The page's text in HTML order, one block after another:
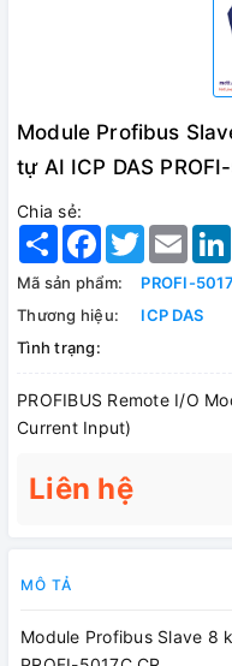
Module Profibus
tự AI ICP DAS
Chia sẻ:
Share Facebook
TwitterEmail
Mã sản phẩm:
PROFI-
Thương hiệu:
ICP DAS
Tình trạng:
PROFIBUS Remote I/O
Current Input)
Liên hệ
MÔ TẢ
Module Profibus Slave 8